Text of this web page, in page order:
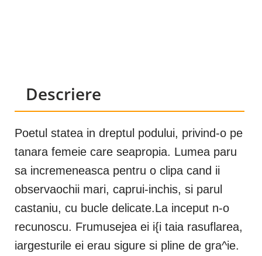
Descriere
Poetul statea in dreptul podului, privind-o pe
tanara femeie care seapropia. Lumea paru
sa incremeneasca pentru o clipa cand ii
observaochii mari, caprui-inchis, si parul
castaniu, cu bucle delicate.La inceput n-o
recunoscu. Frumusejea ei i{i taia rasuflarea,
iargesturile ei erau sigure si pline de gra^ie.